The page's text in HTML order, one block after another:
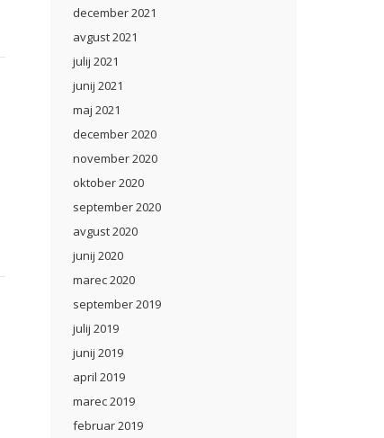
december 2021
avgust 2021
julij 2021
junij 2021
maj 2021
december 2020
november 2020
oktober 2020
september 2020
avgust 2020
junij 2020
marec 2020
september 2019
julij 2019
junij 2019
april 2019
marec 2019
februar 2019